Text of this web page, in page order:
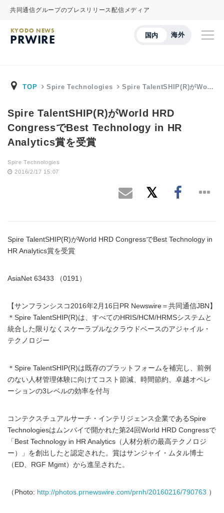
共同通信グループのプレスリリース配信メディア
国内 海外
KYODO NEWS
PRWIRE
TOP Spire Technologies Spire TalentSHIP(R)がWo…
Spire TalentSHIP(R)がWorld HRD
CongressでBest Technology in HR
Analytics賞を受賞
Spire Technologies
2016/2/17 15:07
Spire TalentSHIP(R)がWorld HRD CongressでBest Technology in
HR Analytics賞を受賞
AsiaNet 63433 （0191）
【サンフランシスコ2016年2月16日PR Newswire＝共同通信JBN】
＊Spire TalentSHIP(R)は、すべてのHRIS/HCM/HRMSシステムと
統合した限りなくスケーラブルなクラウドベースのアジャイル・
テクノロジー
＊Spire TalentSHIP(R)は既存のプラットフォームを補完し、前例
のない人材管理体験に向けてコスト節減、時間節約、卓越オペレ
ーションの3レベルの効率を付与
コンテクスチュアルサーチ・インテリジェンス企業であるSpire
Technologiesはムンバイで開かれた第24回World HRD Congressで
「Best Technology in HR Analytics（人材分析の最高テクノロジ
ー）」を創出したと認定された。賞はサンジャイ・ムタル博士
（ED、RGF Mgmt）から進呈された。
（Photo: http://photos.prnewswire.com/prnh/20160216/790763 ）